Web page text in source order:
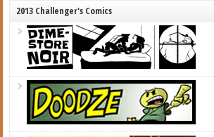
2013 Challenger's Comics